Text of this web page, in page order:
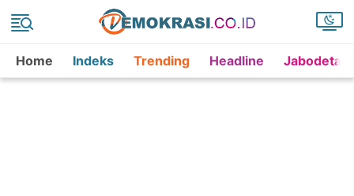
Home Indeks Trending Headline